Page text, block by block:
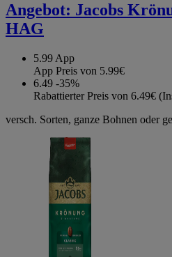
Angebot: Jacobs
HAG
5.99 App
App Preis von 5.99€
6.49 -35%
Rabattierter Preis von 6.49€
versch. Sorten, ganze Bohnen oder